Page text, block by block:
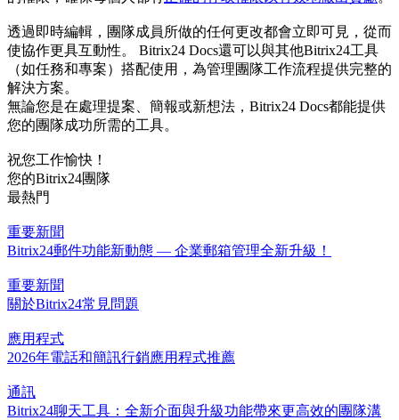
透過即時編輯，團隊成員所做的任何更改都會立即可見，從而
使協作更具互動性。 Bitrix24 Docs還可以與其他Bitrix24工具
（如任務和專案）搭配使用，為管理團隊工作流程提供完整的
解決方案。
無論您是在處理提案、簡報或新想法，Bitrix24 Docs都能提供
您的團隊成功所需的工具。
祝您工作愉快！
您的Bitrix24團隊
最熱門
重要新聞
Bitrix24郵件功能新動態 — 企業郵箱管理全新升級！
重要新聞
關於Bitrix24常見問題
應用程式
2026年電話和簡訊行銷應用程式推薦
通訊
Bitrix24聊天工具：全新介面與升級功能帶來更高效的團隊溝